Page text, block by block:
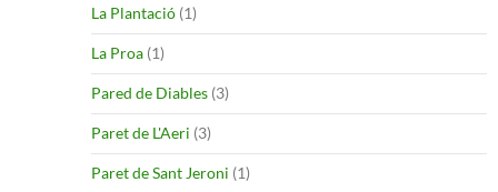
La Plantació (1)
La Proa (1)
Pared de Diables (3)
Paret de L'Aeri (3)
Paret de Sant Jeroni (1)